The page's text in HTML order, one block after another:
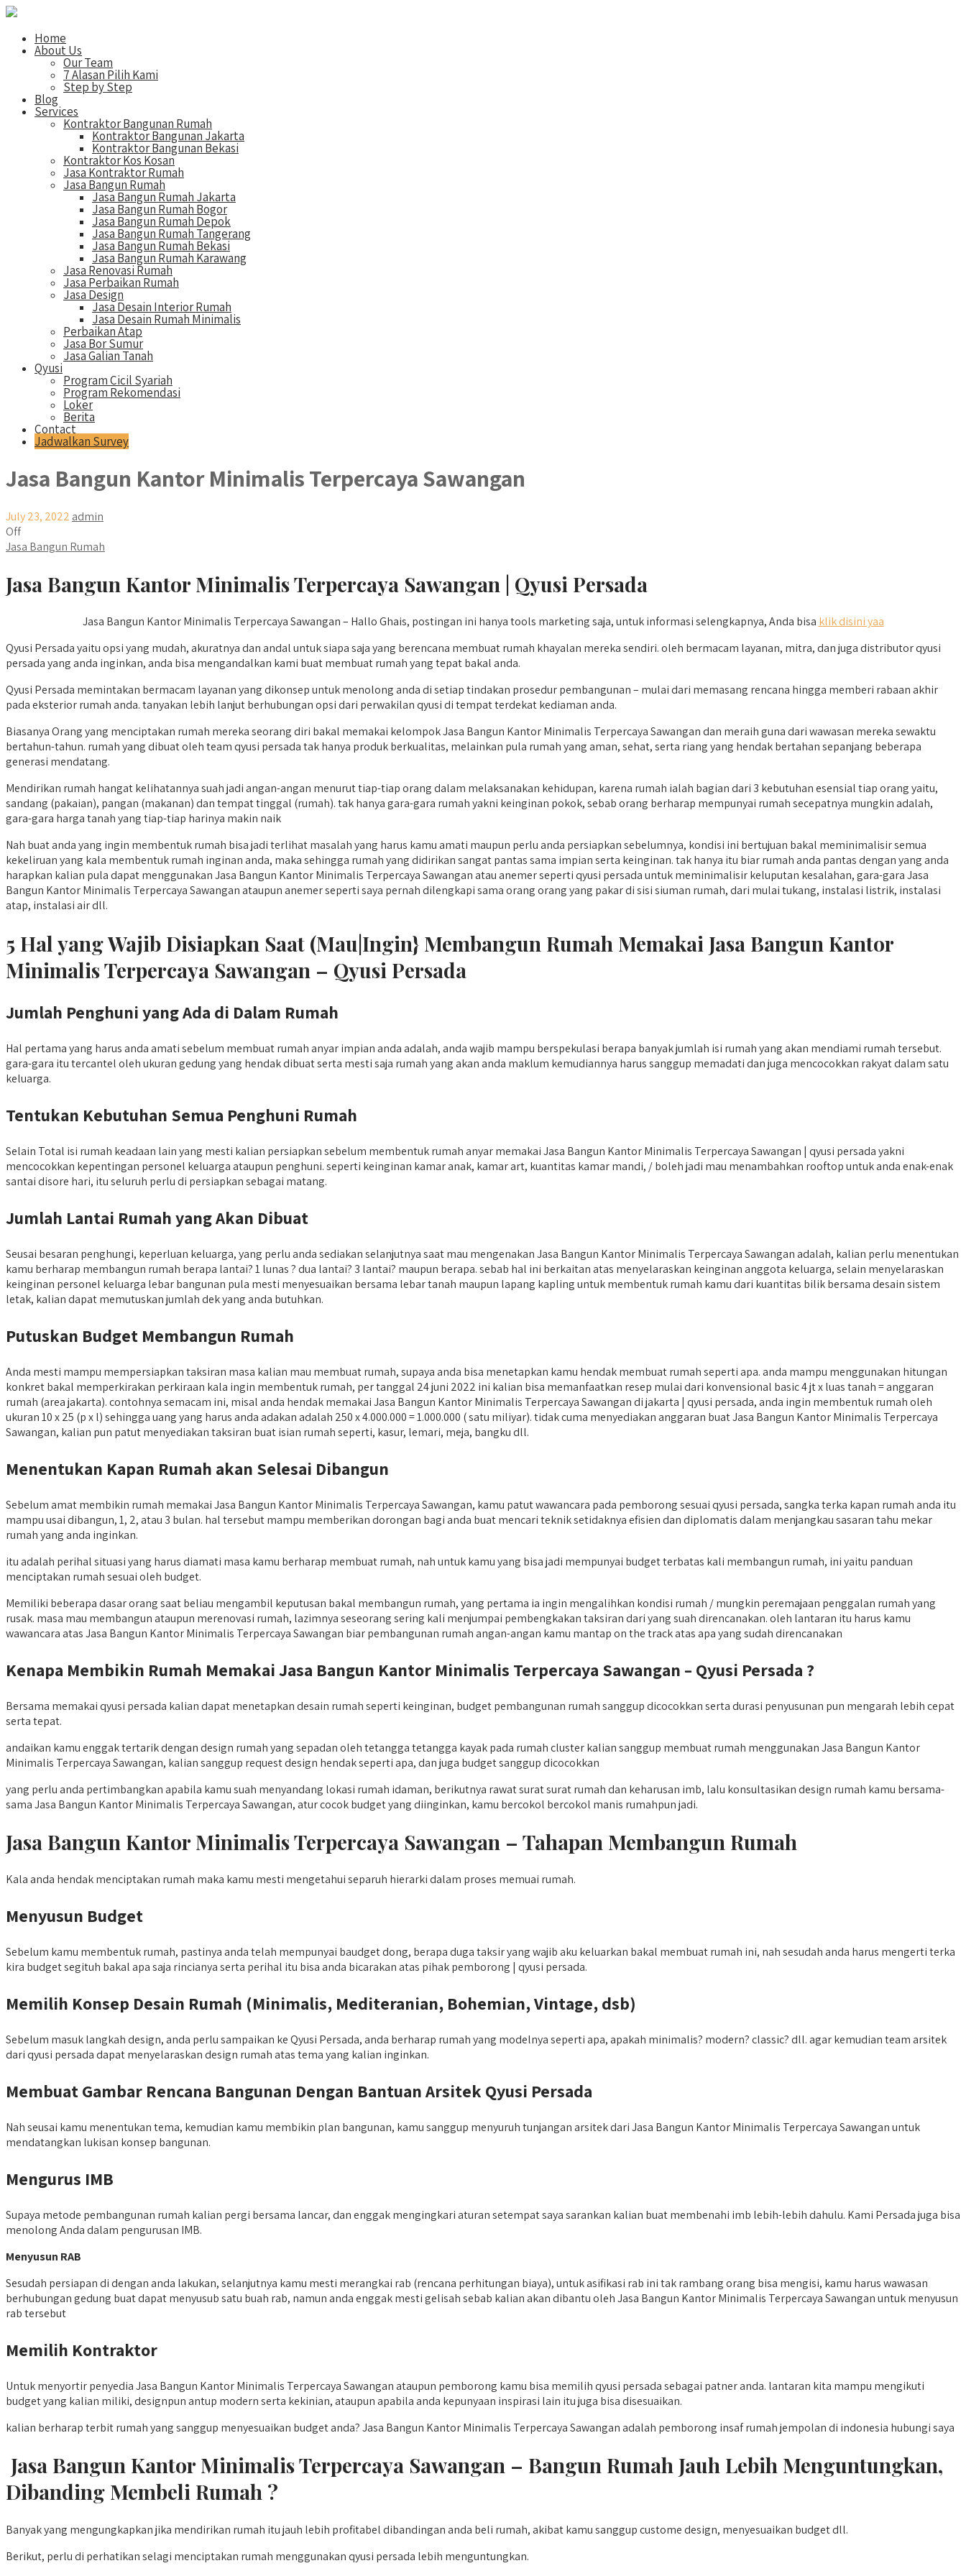
Home
About Us
Our Team
7 Alasan Pilih Kami
Step by Step
Blog
Services
Kontraktor Bangunan Rumah
Kontraktor Bangunan Jakarta
Kontraktor Bangunan Bekasi
Kontraktor Kos Kosan
Jasa Kontraktor Rumah
Jasa Bangun Rumah
Jasa Bangun Rumah Jakarta
Jasa Bangun Rumah Bogor
Jasa Bangun Rumah Depok
Jasa Bangun Rumah Tangerang
Jasa Bangun Rumah Bekasi
Jasa Bangun Rumah Karawang
Jasa Renovasi Rumah
Jasa Perbaikan Rumah
Jasa Design
Jasa Desain Interior Rumah
Jasa Desain Rumah Minimalis
Perbaikan Atap
Jasa Bor Sumur
Jasa Galian Tanah
Qyusi
Program Cicil Syariah
Program Rekomendasi
Loker
Berita
Contact
Jadwalkan Survey
Jasa Bangun Kantor Minimalis Terpercaya Sawangan
July 23, 2022 admin
Off
Jasa Bangun Rumah
Jasa Bangun Kantor Minimalis Terpercaya Sawangan | Qyusi Persada
Jasa Bangun Kantor Minimalis Terpercaya Sawangan – Hallo Ghais, postingan ini hanya tools marketing saja, untuk informasi selengkapnya, Anda bisa klik disini yaa
Qyusi Persada yaitu opsi yang mudah, akuratnya dan andal untuk siapa saja yang berencana membuat rumah khayalan mereka sendiri. oleh bermacam layanan, mitra, dan juga distributor qyusi
persada yang anda inginkan, anda bisa mengandalkan kami buat membuat rumah yang tepat bakal anda.
Qyusi Persada memintakan bermacam layanan yang dikonsep untuk menolong anda di setiap tindakan prosedur pembangunan – mulai dari memasang rencana hingga memberi rabaan akhir
pada eksterior rumah anda. tanyakan lebih lanjut berhubungan opsi dari perwakilan qyusi di tempat terdekat kediaman anda.
Biasanya Orang yang menciptakan rumah mereka seorang diri bakal memakai kelompok Jasa Bangun Kantor Minimalis Terpercaya Sawangan dan meraih guna dari wawasan mereka sewaktu
bertahun-tahun. rumah yang dibuat oleh team qyusi persada tak hanya produk berkualitas, melainkan pula rumah yang aman, sehat, serta riang yang hendak bertahan sepanjang beberapa
generasi mendatang.
Mendirikan rumah hangat kelihatannya suah jadi angan-angan menurut tiap-tiap orang dalam melaksanakan kehidupan, karena rumah ialah bagian dari 3 kebutuhan esensial tiap orang yaitu,
sandang (pakaian), pangan (makanan) dan tempat tinggal (rumah). tak hanya gara-gara rumah yakni keinginan pokok, sebab orang berharap mempunyai rumah secepatnya mungkin adalah,
gara-gara harga tanah yang tiap-tiap harinya makin naik
Nah buat anda yang ingin membentuk rumah bisa jadi terlihat masalah yang harus kamu amati maupun perlu anda persiapkan sebelumnya, kondisi ini bertujuan bakal meminimalisir semua
kekeliruan yang kala membentuk rumah inginan anda, maka sehingga rumah yang didirikan sangat pantas sama impian serta keinginan. tak hanya itu biar rumah anda pantas dengan yang anda
harapkan kalian pula dapat menggunakan Jasa Bangun Kantor Minimalis Terpercaya Sawangan atau anemer seperti qyusi persada untuk meminimalisir keluputan kesalahan, gara-gara Jasa
Bangun Kantor Minimalis Terpercaya Sawangan ataupun anemer seperti saya pernah dilengkapi sama orang orang yang pakar di sisi siuman rumah, dari mulai tukang, instalasi listrik, instalasi
atap, instalasi air dll.
5 Hal yang Wajib Disiapkan Saat (Mau|Ingin} Membangun Rumah Memakai Jasa Bangun Kantor
Minimalis Terpercaya Sawangan – Qyusi Persada
Jumlah Penghuni yang Ada di Dalam Rumah
Hal pertama yang harus anda amati sebelum membuat rumah anyar impian anda adalah, anda wajib mampu berspekulasi berapa banyak jumlah isi rumah yang akan mendiami rumah tersebut.
gara-gara itu tercantel oleh ukuran gedung yang hendak dibuat serta mesti saja rumah yang akan anda maklum kemudiannya harus sanggup memadati dan juga mencocokkan rakyat dalam satu
keluarga.
Tentukan Kebutuhan Semua Penghuni Rumah
Selain Total isi rumah keadaan lain yang mesti kalian persiapkan sebelum membentuk rumah anyar memakai Jasa Bangun Kantor Minimalis Terpercaya Sawangan | qyusi persada yakni
mencocokkan kepentingan personel keluarga ataupun penghuni. seperti keinginan kamar anak, kamar art, kuantitas kamar mandi, / boleh jadi mau menambahkan rooftop untuk anda enak-enak
santai disore hari, itu seluruh perlu di persiapkan sebagai matang.
Jumlah Lantai Rumah yang Akan Dibuat
Seusai besaran penghungi, keperluan keluarga, yang perlu anda sediakan selanjutnya saat mau mengenakan Jasa Bangun Kantor Minimalis Terpercaya Sawangan adalah, kalian perlu menentukan
kamu berharap membangun rumah berapa lantai? 1 lunas ? dua lantai? 3 lantai? maupun berapa. sebab hal ini berkaitan atas menyelaraskan keinginan anggota keluarga, selain menyelaraskan
keinginan personel keluarga lebar bangunan pula mesti menyesuaikan bersama lebar tanah maupun lapang kapling untuk membentuk rumah kamu dari kuantitas bilik bersama desain sistem
letak, kalian dapat memutuskan jumlah dek yang anda butuhkan.
Putuskan Budget Membangun Rumah
Anda mesti mampu mempersiapkan taksiran masa kalian mau membuat rumah, supaya anda bisa menetapkan kamu hendak membuat rumah seperti apa. anda mampu menggunakan hitungan
konkret bakal memperkirakan perkiraan kala ingin membentuk rumah, per tanggal 24 juni 2022 ini kalian bisa memanfaatkan resep mulai dari konvensional basic 4 jt x luas tanah = anggaran
rumah (area jakarta). contohnya semacam ini, misal anda hendak memakai Jasa Bangun Kantor Minimalis Terpercaya Sawangan di jakarta | qyusi persada, anda ingin membentuk rumah oleh
ukuran 10 x 25 (p x l) sehingga uang yang harus anda adakan adalah 250 x 4.000.000 = 1.000.000 ( satu miliyar). tidak cuma menyediakan anggaran buat Jasa Bangun Kantor Minimalis Terpercaya
Sawangan, kalian pun patut menyediakan taksiran buat isian rumah seperti, kasur, lemari, meja, bangku dll.
Menentukan Kapan Rumah akan Selesai Dibangun
Sebelum amat membikin rumah memakai Jasa Bangun Kantor Minimalis Terpercaya Sawangan, kamu patut wawancara pada pemborong sesuai qyusi persada, sangka terka kapan rumah anda itu
mampu usai dibangun, 1, 2, atau 3 bulan. hal tersebut mampu memberikan dorongan bagi anda buat mencari teknik setidaknya efisien dan diplomatis dalam menjangkau sasaran tahu mekar
rumah yang anda inginkan.
itu adalah perihal situasi yang harus diamati masa kamu berharap membuat rumah, nah untuk kamu yang bisa jadi mempunyai budget terbatas kali membangun rumah, ini yaitu panduan
menciptakan rumah sesuai oleh budget.
Memiliki beberapa dasar orang saat beliau mengambil keputusan bakal membangun rumah, yang pertama ia ingin mengalihkan kondisi rumah / mungkin peremajaan penggalan rumah yang
rusak. masa mau membangun ataupun merenovasi rumah, lazimnya seseorang sering kali menjumpai pembengkakan taksiran dari yang suah direncanakan. oleh lantaran itu harus kamu
wawancara atas Jasa Bangun Kantor Minimalis Terpercaya Sawangan biar pembangunan rumah angan-angan kamu mantap on the track atas apa yang sudah direncanakan
Kenapa Membikin Rumah Memakai Jasa Bangun Kantor Minimalis Terpercaya Sawangan – Qyusi Persada ?
Bersama memakai qyusi persada kalian dapat menetapkan desain rumah seperti keinginan, budget pembangunan rumah sanggup dicocokkan serta durasi penyusunan pun mengarah lebih cepat
serta tepat.
andaikan kamu enggak tertarik dengan design rumah yang sepadan oleh tetangga tetangga kayak pada rumah cluster kalian sanggup membuat rumah menggunakan Jasa Bangun Kantor
Minimalis Terpercaya Sawangan, kalian sanggup request design hendak seperti apa, dan juga budget sanggup dicocokkan
yang perlu anda pertimbangkan apabila kamu suah menyandang lokasi rumah idaman, berikutnya rawat surat surat rumah dan keharusan imb, lalu konsultasikan design rumah kamu bersama-
sama Jasa Bangun Kantor Minimalis Terpercaya Sawangan, atur cocok budget yang diinginkan, kamu bercokol bercokol manis rumahpun jadi.
Jasa Bangun Kantor Minimalis Terpercaya Sawangan – Tahapan Membangun Rumah
Kala anda hendak menciptakan rumah maka kamu mesti mengetahui separuh hierarki dalam proses memuai rumah.
Menyusun Budget
Sebelum kamu membentuk rumah, pastinya anda telah mempunyai baudget dong, berapa duga taksir yang wajib aku keluarkan bakal membuat rumah ini, nah sesudah anda harus mengerti terka
kira budget segituh bakal apa saja rincianya serta perihal itu bisa anda bicarakan atas pihak pemborong | qyusi persada.
Memilih Konsep Desain Rumah (Minimalis, Mediteranian, Bohemian, Vintage, dsb)
Sebelum masuk langkah design, anda perlu sampaikan ke Qyusi Persada, anda berharap rumah yang modelnya seperti apa, apakah minimalis? modern? classic? dll. agar kemudian team arsitek
dari qyusi persada dapat menyelaraskan design rumah atas tema yang kalian inginkan.
Membuat Gambar Rencana Bangunan Dengan Bantuan Arsitek Qyusi Persada
Nah seusai kamu menentukan tema, kemudian kamu membikin plan bangunan, kamu sanggup menyuruh tunjangan arsitek dari Jasa Bangun Kantor Minimalis Terpercaya Sawangan untuk
mendatangkan lukisan konsep bangunan.
Mengurus IMB
Supaya metode pembangunan rumah kalian pergi bersama lancar, dan enggak mengingkari aturan setempat saya sarankan kalian buat membenahi imb lebih-lebih dahulu. Kami Persada juga bisa
menolong Anda dalam pengurusan IMB.
Menyusun RAB
Sesudah persiapan di dengan anda lakukan, selanjutnya kamu mesti merangkai rab (rencana perhitungan biaya), untuk asifikasi rab ini tak rambang orang bisa mengisi, kamu harus wawasan
berhubungan gedung buat dapat menyusub satu buah rab, namun anda enggak mesti gelisah sebab kalian akan dibantu oleh Jasa Bangun Kantor Minimalis Terpercaya Sawangan untuk menyusun
rab tersebut
Memilih Kontraktor
Untuk menyortir penyedia Jasa Bangun Kantor Minimalis Terpercaya Sawangan ataupun pemborong kamu bisa memilih qyusi persada sebagai patner anda. lantaran kita mampu mengikuti
budget yang kalian miliki, designpun antup modern serta kekinian, ataupun apabila anda kepunyaan inspirasi lain itu juga bisa disesuaikan.
kalian berharap terbit rumah yang sanggup menyesuaikan budget anda? Jasa Bangun Kantor Minimalis Terpercaya Sawangan adalah pemborong insaf rumah jempolan di indonesia hubungi saya
Jasa Bangun Kantor Minimalis Terpercaya Sawangan – Bangun Rumah Jauh Lebih Menguntungkan,
Dibanding Membeli Rumah ?
Banyak yang mengungkapkan jika mendirikan rumah itu jauh lebih profitabel dibandingan anda beli rumah, akibat kamu sanggup custome design, menyesuaikan budget dll.
Berikut, perlu di perhatikan selagi menciptakan rumah menggunakan qyusi persada lebih menguntungkan.